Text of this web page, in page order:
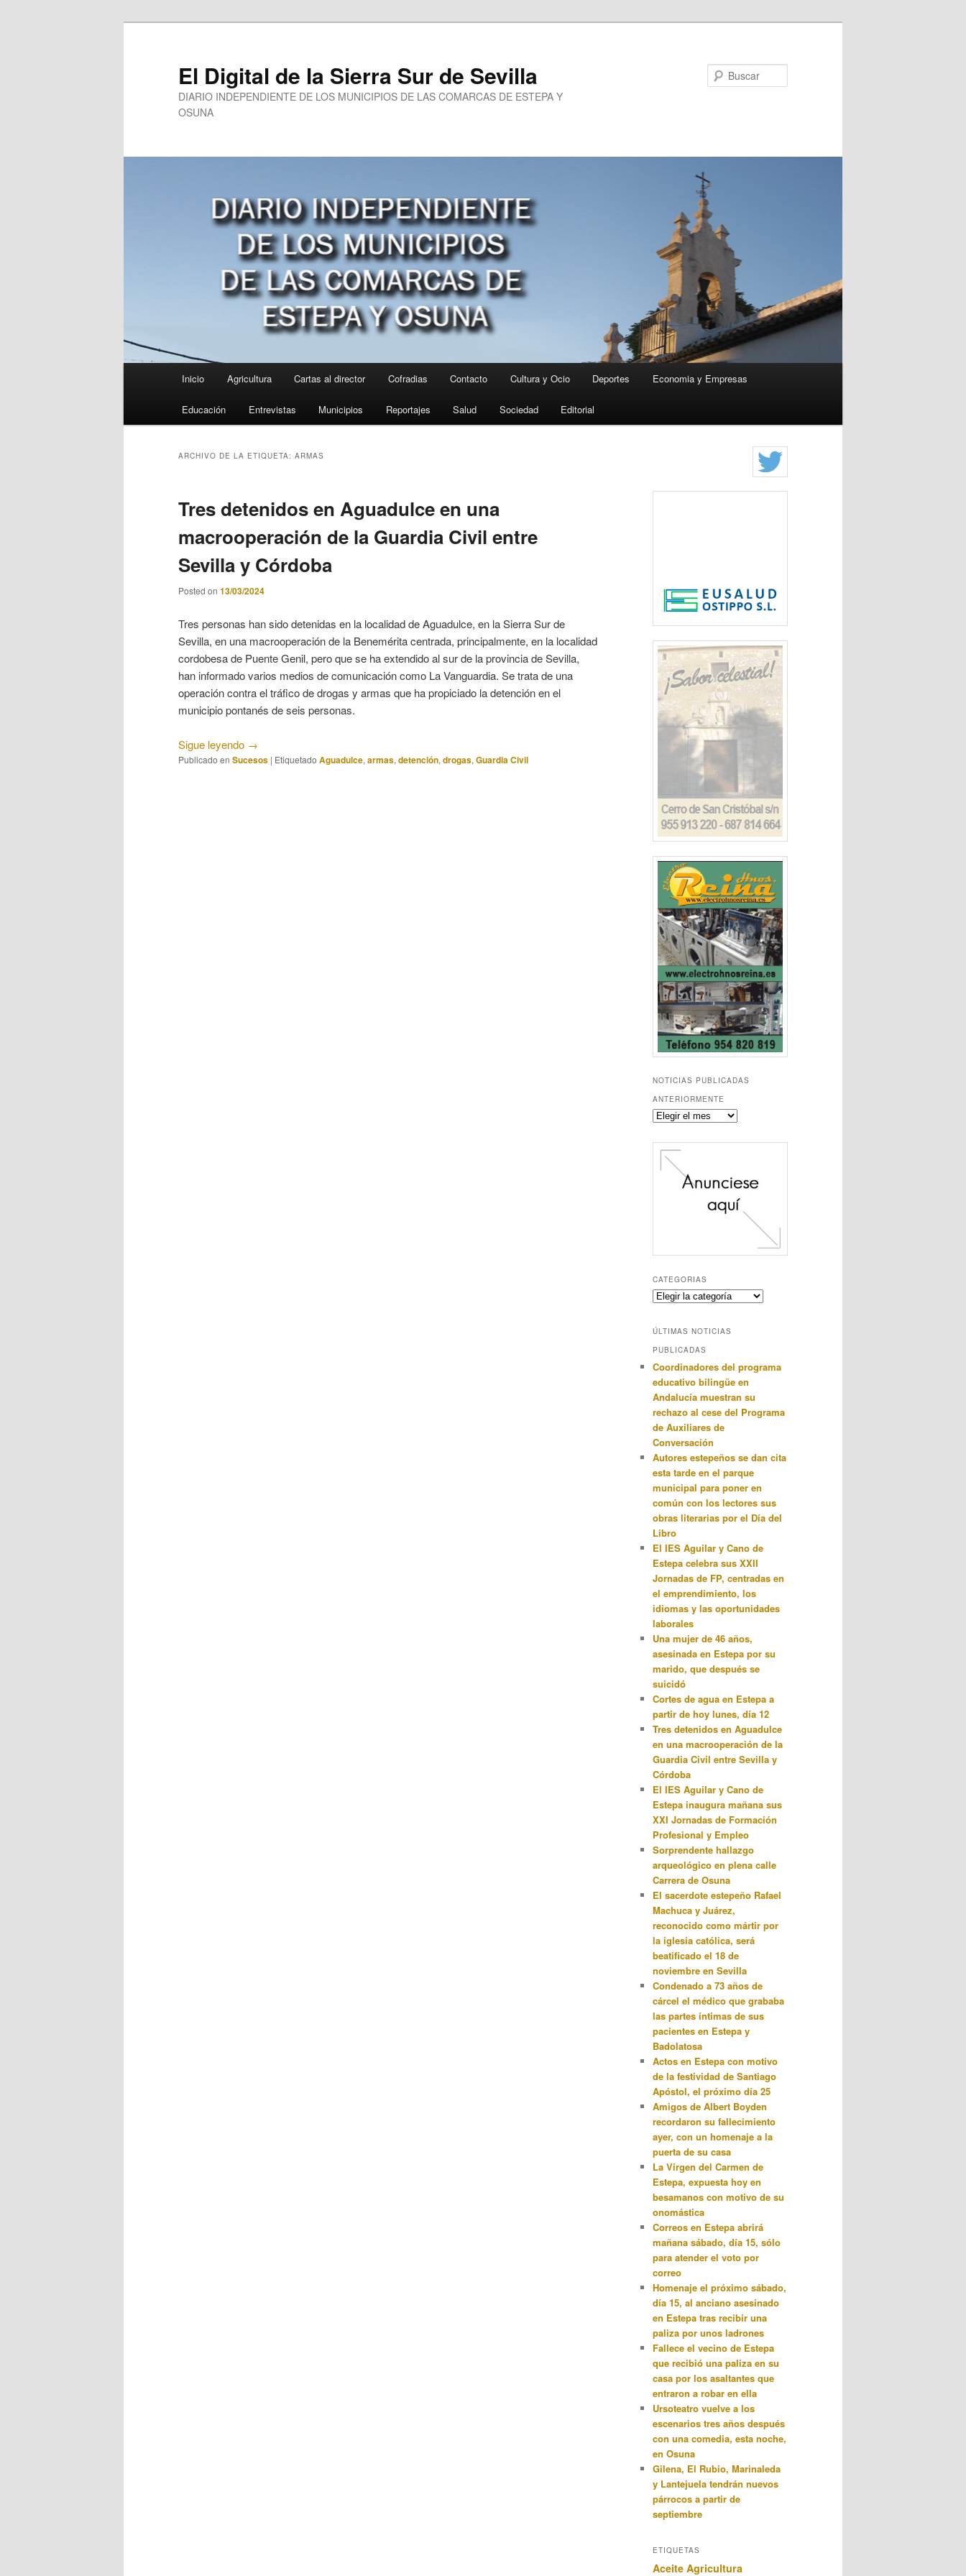
El Digital de la Sierra Sur de Sevilla
DIARIO INDEPENDIENTE DE LOS MUNICIPIOS DE LAS COMARCAS DE ESTEPA Y
OSUNA
Inicio Agricultura Cartas al director Cofradias Contacto Cultura y Ocio Deportes Economia y Empresas
Educación Entrevistas Municipios Reportajes Salud Sociedad Editorial
ARCHIVO DE LA ETIQUETA: ARMAS
Tres detenidos en Aguadulce en una
macrooperación de la Guardia Civil entre
Sevilla y Córdoba
Posted on 13/03/2024
Tres personas han sido detenidas en la localidad de Aguadulce, en la Sierra Sur de
Sevilla, en una macrooperación de la Benemérita centrada, principalmente, en la localidad
cordobesa de Puente Genil, pero que se ha extendido al sur de la provincia de Sevilla,
han informado varios medios de comunicación como La Vanguardia. Se trata de una
operación contra el tráfico de drogas y armas que ha propiciado la detención en el
municipio pontanés de seis personas.
Sigue leyendo →
Publicado en Sucesos | Etiquetado Aguadulce, armas, detención, drogas, Guardia Civil
NOTICIAS PUBLICADAS
ANTERIORMENTE
Noticias
anteriormente
CATEGORIAS
Categorias
ÚLTIMAS NOTICIAS
PUBLICADAS
Coordinadores del programa
educativo bilingüe en
Andalucía muestran su
rechazo al cese del Programa
de Auxiliares de
Conversación
Autores estepeños se dan cita
esta tarde en el parque
municipal para poner en
común con los lectores sus
obras literarias por el Día del
Libro
El IES Aguilar y Cano de
Estepa celebra sus XXII
Jornadas de FP, centradas en
el emprendimiento, los
idiomas y las oportunidades
laborales
Una mujer de 46 años,
asesinada en Estepa por su
marido, que después se
suicidó
Cortes de agua en Estepa a
partir de hoy lunes, día 12
Tres detenidos en Aguadulce
en una macrooperación de la
Guardia Civil entre Sevilla y
Córdoba
El IES Aguilar y Cano de
Estepa inaugura mañana sus
XXI Jornadas de Formación
Profesional y Empleo
Sorprendente hallazgo
arqueológico en plena calle
Carrera de Osuna
El sacerdote estepeño Rafael
Machuca y Juárez,
reconocido como mártir por
la iglesia católica, será
beatificado el 18 de
noviembre en Sevilla
Condenado a 73 años de
cárcel el médico que grababa
las partes íntimas de sus
pacientes en Estepa y
Badolatosa
Actos en Estepa con motivo
de la festividad de Santiago
Apóstol, el próximo día 25
Amigos de Albert Boyden
recordaron su fallecimiento
ayer, con un homenaje a la
puerta de su casa
La Virgen del Carmen de
Estepa, expuesta hoy en
besamanos con motivo de su
onomástica
Correos en Estepa abrirá
mañana sábado, día 15, sólo
para atender el voto por
correo
Homenaje el próximo sábado,
día 15, al anciano asesinado
en Estepa tras recibir una
paliza por unos ladrones
Fallece el vecino de Estepa
que recibió una paliza en su
casa por los asaltantes que
entraron a robar en ella
Ursoteatro vuelve a los
escenarios tres años después
con una comedia, esta noche,
en Osuna
Gilena, El Rubio, Marinaleda
y Lantejuela tendrán nuevos
párrocos a partir de
septiembre
ETIQUETAS
Aceite Agricultura